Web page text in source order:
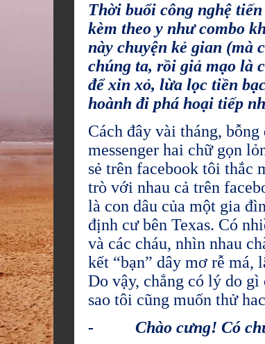
Thời buổi công nghệ
kèm theo y như combo
này chuyện kẻ gian (mà
chúng ta, rồi giả mạo là
để xin xỏ, lừa lọc tiền
hoành đi phá hoại tiếp
Cách đây vài tháng,
messenger hai chữ gọn
sẻ trên facebook tôi thắc
trò với nhau cả trên
là con dâu của một gia
định cư bên Texas. Có
và các cháu, nhìn nhau
kết “bạn” dây mơ rễ
Do vậy, chẳng có lý do
sao tôi cũng muốn thử
- Chào cưng! Có